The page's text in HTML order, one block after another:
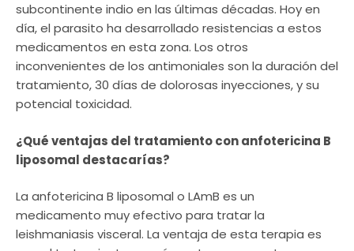
subcontinente indio en las últimas décadas. Hoy en
día, el parasito ha desarrollado resistencias a estos
medicamentos en esta zona. Los otros
inconvenientes de los antimoniales son la duración del
tratamiento, 30 días de dolorosas inyecciones, y su
potencial toxicidad.
¿Qué ventajas del tratamiento con anfotericina B
liposomal destacarías?
La anfotericina B liposomal o LAmB es un
medicamento muy efectivo para tratar la
leishmaniasis visceral. La ventaja de esta terapia es